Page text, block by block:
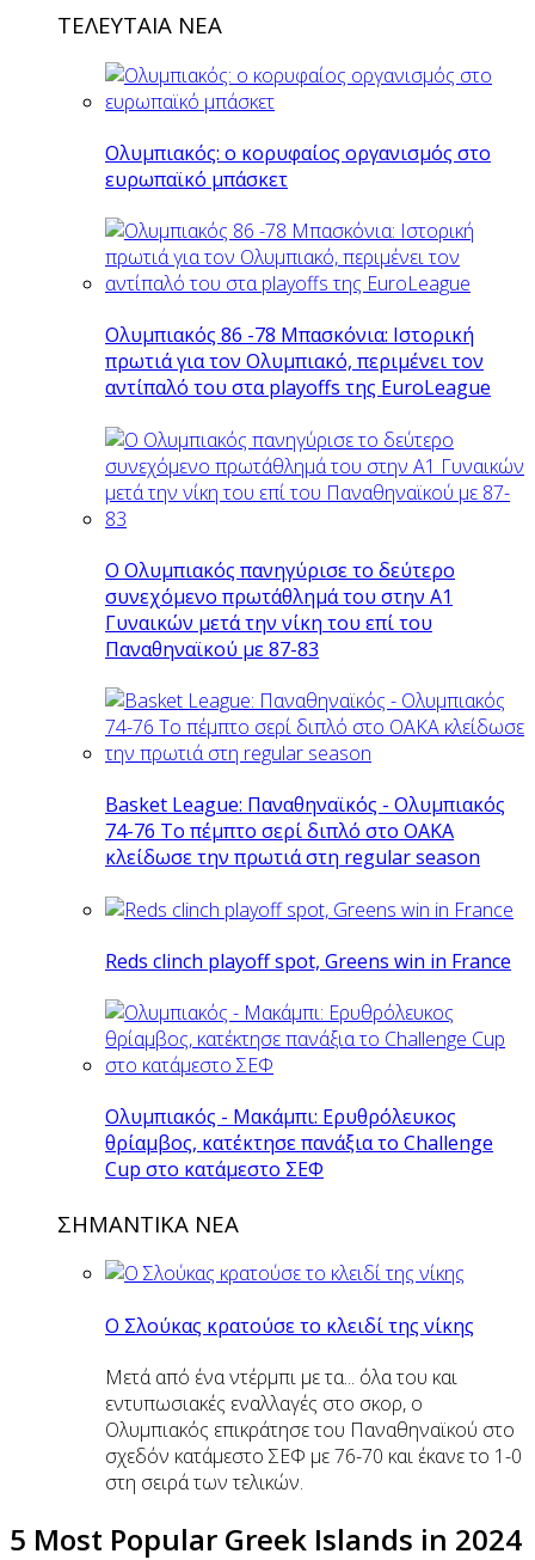
ΤΕΛΕΥΤΑΙΑ ΝΕΑ
Ολυμπιακός: ο κορυφαίος οργανισμός στο
ευρωπαϊκό μπάσκετ
Ολυμπιακός 86 -78 Μπασκόνια: Ιστορική
πρωτιά για τον Ολυμπιακό, περιμένει τον
αντίπαλό του στα playoffs της EuroLeague
Ο Ολυμπιακός πανηγύρισε το δεύτερο
συνεχόμενο πρωτάθλημά του στην Α1
Γυναικών μετά την νίκη του επί του
Παναθηναϊκού με 87-83
Basket League: Παναθηναϊκός - Ολυμπιακός
74-76 Το πέμπτο σερί διπλό στο ΟΑΚΑ
κλείδωσε την πρωτιά στη regular season
Reds clinch playoff spot, Greens win in France
Ολυμπιακός - Μακάμπι: Ερυθρόλευκος
θρίαμβος, κατέκτησε πανάξια το Challenge
Cup στο κατάμεστο ΣΕΦ
ΣΗΜΑΝΤΙΚΑ ΝΕΑ
Ο Σλούκας κρατούσε το κλειδί της νίκης
Μετά από ένα ντέρμπι με τα... όλα του και
εντυπωσιακές εναλλαγές στο σκορ, ο
Ολυμπιακός επικράτησε του Παναθηναϊκού στο
σχεδόν κατάμεστο ΣΕΦ με 76-70 και έκανε το 1-0
στη σειρά των τελικών.
5 Most Popular Greek Islands in 2024